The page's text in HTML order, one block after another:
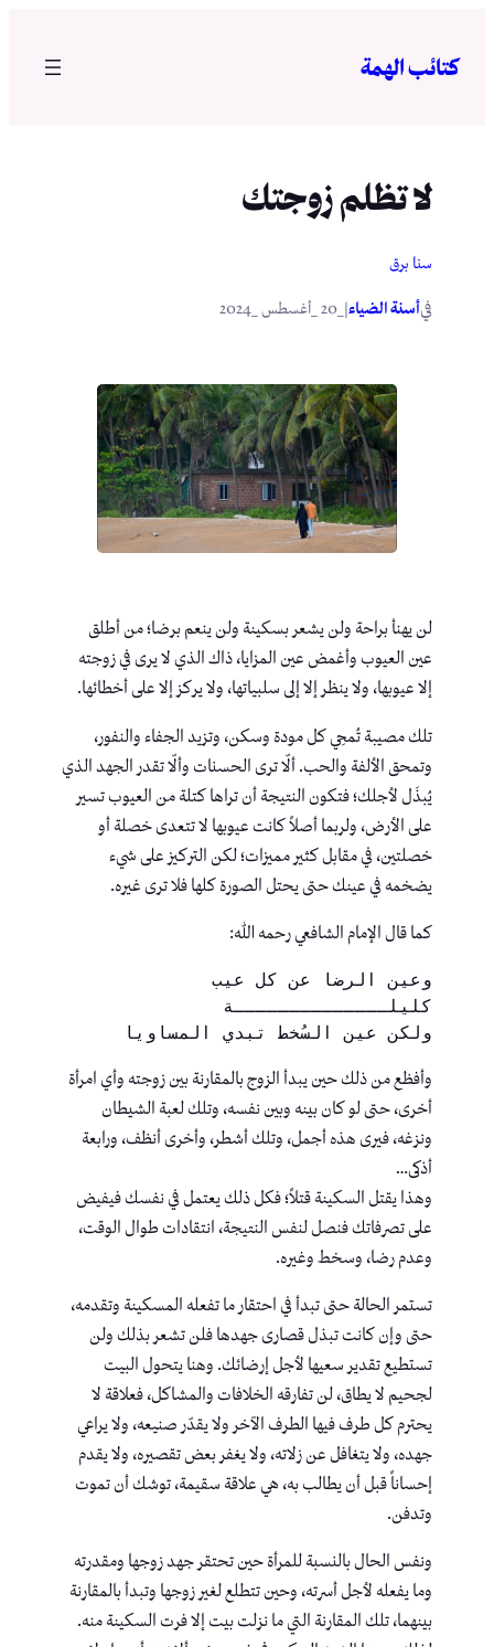
المحتوى
كتائب الهمة
لا تظلم زوجتك
سنا برق
فيأسنة الضياء
لن يهنأ براحة ولن يشعر بسكينة ولن ينعم برضا؛ من أطلق
عين العيوب وأغمض عين المزايا، ذاك الذي لا يرى في زوجته
إلا عيوبها، ولا ينظر إلا إلى سلبياتها، ولا يركز إلا على أخطائها.
تلك مصيبة تُمحِي كل مودة وسكن، وتزيد الجفاء والنفور،
وتمحق الألفة والحب. ألّا ترى الحسنات وألّا تقدر الجهد الذي
يُبذَل لأجلك؛ فتكون النتيجة أن تراها كتلة من العيوب تسير
على الأرض، ولربما أصلاً كانت عيوبها لا تتعدى خصلة أو
خصلتين، في مقابل كثير مميزات؛ لكن التركيز على شيء
يضخمه في عينك حتى يحتل الصورة كلها فلا ترى غيره.
كما قال الإمام الشافعي رحمه الله:
كليلــــــــــــــة
ولكن عين السُخط تبدي المساويا
وأفظع من ذلك حين يبدأ الزوج بالمقارنة بين زوجته وأي امرأة
أخرى، حتى لو كان بينه وبين نفسه، وتلك لعبة الشيطان
ونزغه، فيرى هذه أجمل، وتلك أشطر، وأخرى أنظف، ورابعة
أذكى…
وهذا يقتل السكينة قتلاً؛ فكل ذلك يعتمل في نفسك فيفيض
على تصرفاتك فنصل لنفس النتيجة، انتقادات طوال الوقت،
وعدم رضا، وسخط وغيره.
تستمر الحالة حتى تبدأ في احتقار ما تفعله المسكينة وتقدمه،
حتى وإن كانت تبذل قصارى جهدها فلن تشعر بذلك ولن
تستطيع تقدير سعيها لأجل إرضائك. وهنا يتحول البيت
لجحيم لا يطاق، لن تفارقه الخلافات والمشاكل، فعلاقة لا
يحترم كل طرف فيها الطرف الآخر ولا يقدّر صنيعه، ولا يراعي
جهده، ولا يتغافل عن زلاته، ولا يغفر بعض تقصيره، ولا يقدم
إحساناً قبل أن يطالب به، هي علاقة سقيمة، توشك أن تموت
وتدفن.
ونفس الحال بالنسبة للمرأة حين تحتقر جهد زوجها ومقدرته
وما يفعله لأجل أسرته، وحين تتطلع لغير زوجها وتبدأ بالمقارنة
بينهما، تلك المقارنة التي ما نزلت بيت إلا فرت السكينة منه.